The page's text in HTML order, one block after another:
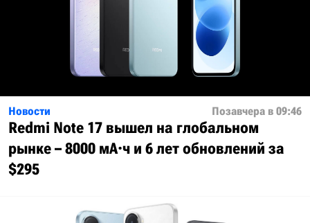
Новости Позавчера в 09:46
Redmi Note 17 вышел на глобальном
рынке – 8000 мА·ч и 6 лет обновлений за
$295